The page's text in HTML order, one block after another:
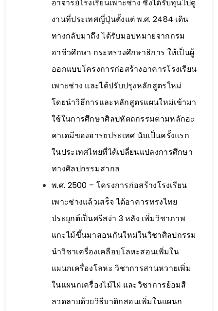
อาจารย์โรงเรียนเพาะช่าง ซึ่งได้รับทุนไปดู
งานที่ประเทศญี่ปุ่นตั้งแต่ พ.ศ. 2484 เดิน
ทางกลับมาถึง ได้รับมอบหมายจากกรม
อาชีวศึกษา กระทรวงศึกษาธิการ ให้เป็นผู้
ออกแบบโครงการก่อสร้างอาคารโรงเรียน
เพาะช่าง และได้ปรับปรุงหลักสูตรใหม่
โดยนำวิธีการและหลักสูตรแผนใหม่เข้ามา
ใช้ในการศึกษาศิลปหัตถกรรมตามหลักอะ
คาเดมีของอารยประเทศ นับเป็นครั้งแรก
ในประเทศไทยที่ได้เปลี่ยนแปลงการศึกษา
ทางศิลปกรรมสากล
พ.ศ. 2500 – โครงการก่อสร้างโรงเรียน
เพาะช่างแล้วเสร็จ ได้อาคารทรงไทย
ประยุกต์เป็นศรีสง่า 3 หลัง เพิ่มวิชาภาพ
แกะไม้ขึ้นมาสอนกันใหม่ในวิชาศิลปกรรม
นำวิชาเครื่องเคลือบโลหะสอนเพิ่มใน
แผนกเครื่องโลหะ วิชาการสานหวายเพิ่ม
ในแผนกเครื่องไม้ไผ่ และวิชาการย้อมสี
ลวดลายด้วยวิธีบาติกสอนเพิ่มในแผนก